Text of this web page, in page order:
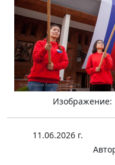
11.06.2026 г.